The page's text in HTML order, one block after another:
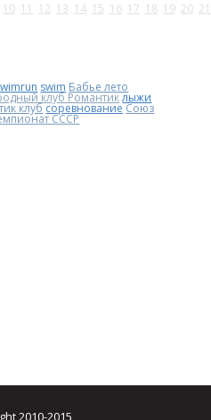
10 11 12 13 14 15 16 17 18 19 20 21
swim Бабье лето
клуб Романтиклыжи
клубсоревнованиеСоюз
СССР
2010-2015